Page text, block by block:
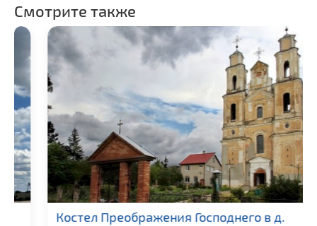
Смотрите также
Костел Преображения Господнего в д.